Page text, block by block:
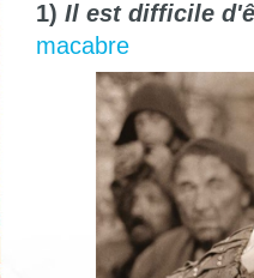
1) Il est difficile
macabre